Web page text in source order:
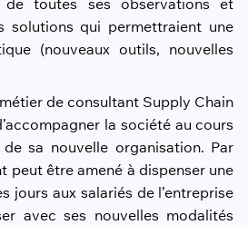
solutions qui permettraient une
(nouveaux outils, nouvelles
de consultant Supply Chain
la société au cours
sa nouvelle organisation. Par
peut être amené à dispenser une
jours aux salariés de l’entreprise
avec ses nouvelles modalités